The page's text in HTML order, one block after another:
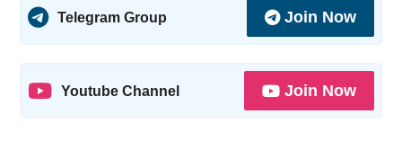
Telegram Group Join Now
Youtube Channel Join Now